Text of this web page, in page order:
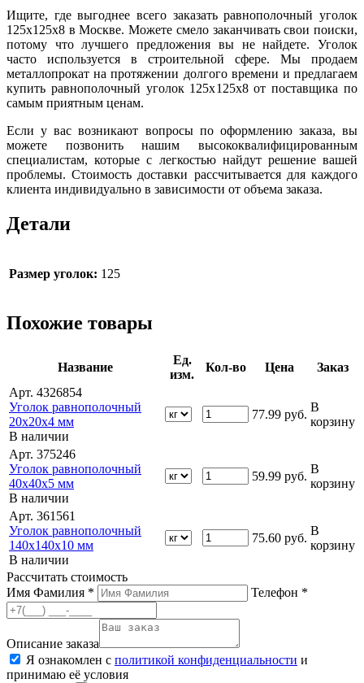
Ищите, где выгоднее всего заказать равнополочный уголок
125х125х8 в Москве. Можете смело заканчивать свои поиски,
потому что лучшего предложения вы не найдете. Уголок
часто используется в строительной сфере. Мы продаем
металлопрокат на протяжении долгого времени и предлагаем
купить равнополочный уголок 125х125х8 от поставщика по
самым приятным ценам.
Если у вас возникают вопросы по оформлению заказа, вы
можете позвонить нашим высококвалифицированным
специалистам, которые с легкостью найдут решение вашей
проблемы. Стоимость доставки рассчитывается для каждого
клиента индивидуально в зависимости от объема заказа.
Детали
Размер уголок: 125
Похожие товары
Название
Ед.
изм.
Кол-во Цена
Заказ
Арт. 4326854
Уголок равнополочный
20х20х4 мм
В наличии
77.99 руб.
В
корзину
Арт. 375246
Уголок равнополочный
40х40х5 мм
В наличии
59.99 руб.
В
корзину
Арт. 361561
Уголок равнополочный
140х140х10 мм
В наличии
75.60 руб.
В
корзину
Рассчитать стоимость
Имя Фамилия *
Телефон *
Описание заказа
Я ознакомлен с политикой конфиденциальности и
принимаю её условия